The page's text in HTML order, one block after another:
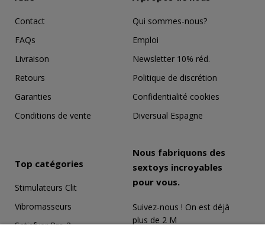
Contact
FAQs
Livraison
Retours
Garanties
Conditions de vente
Qui sommes-nous?
Emploi
Newsletter 10% réd.
Politique de discrétion
Confidentialité cookies
Diversual Espagne
Top catégories
Stimulateurs Clit
Vibromasseurs
Satisfyer Pro 2
Nous fabriquons des
sextoys incroyables
pour vous.
Suivez-nous ! On est déjà
plus de 2 M